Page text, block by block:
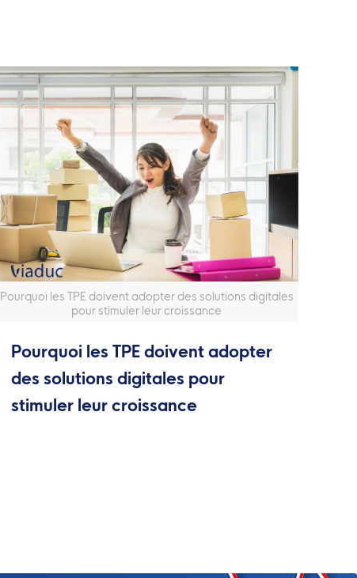
Pourquoi les TPE doivent adopter des solutions digitales
pour stimuler leur croissance
Pourquoi les TPE doivent adopter
des solutions digitales pour
stimuler leur croissance